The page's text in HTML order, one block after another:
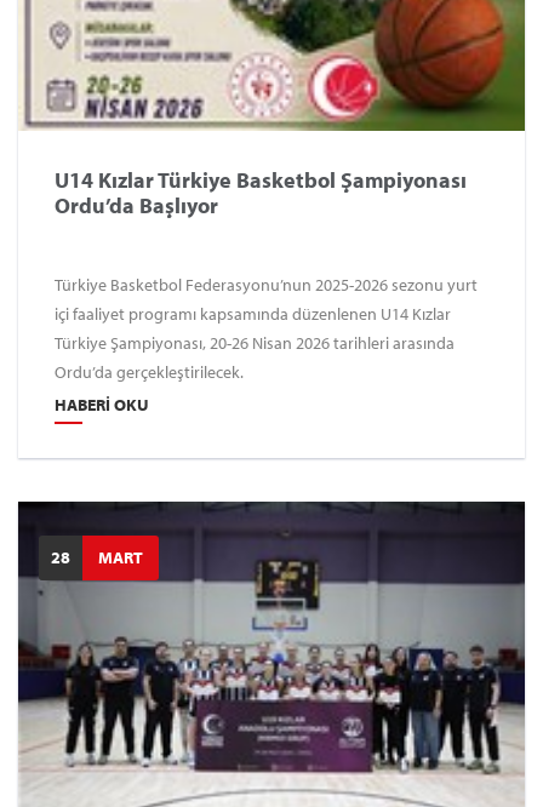
U14 Kızlar Türkiye Basketbol Şampiyonası
Ordu’da Başlıyor
Türkiye Basketbol Federasyonu’nun 2025-2026 sezonu yurt
içi faaliyet programı kapsamında düzenlenen U14 Kızlar
Türkiye Şampiyonası, 20-26 Nisan 2026 tarihleri arasında
Ordu’da gerçekleştirilecek.
HABERI OKU
28 MART